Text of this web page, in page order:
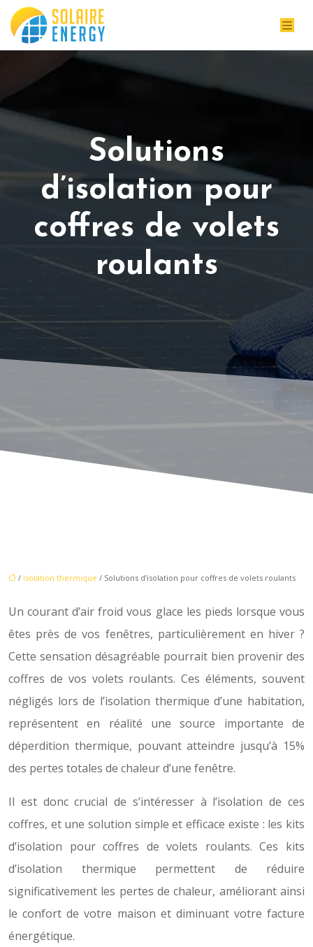
Solutions
d’isolation pour
coffres de volets
roulants
/ Isolation thermique / Solutions d’isolation pour coffres de volets roulants
Un courant d’air froid vous glace les pieds lorsque vous
êtes près de vos fenêtres, particulièrement en hiver ?
Cette sensation désagréable pourrait bien provenir des
coffres de vos volets roulants. Ces éléments, souvent
négligés lors de l’isolation thermique d’une habitation,
représentent en réalité une source importante de
déperdition thermique, pouvant atteindre jusqu’à 15%
des pertes totales de chaleur d’une fenêtre.
Il est donc crucial de s’intéresser à l’isolation de ces
coffres, et une solution simple et efficace existe : les kits
d’isolation pour coffres de volets roulants. Ces kits
d’isolation thermique permettent de réduire
significativement les pertes de chaleur, améliorant ainsi
le confort de votre maison et diminuant votre facture
énergétique.